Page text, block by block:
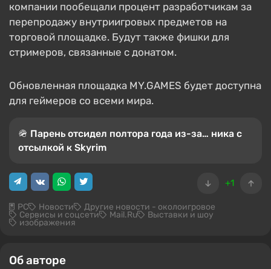
компании пообещали процент разработчикам за
перепродажу внутриигровых предметов на
торговой площадке. Будут также фишки для
стримеров, связанные с донатом.
Обновленная площадка MY.GAMES будет доступна
для геймеров со всеми мира.
🪖 Парень отсидел полтора года из-за… ника с
отсылкой к Skyrim
+1
PC Новости Другие новости - околоигровое
Сервисы и соцсети Mail.Ru Выставки и шоу
изображения
Об авторе